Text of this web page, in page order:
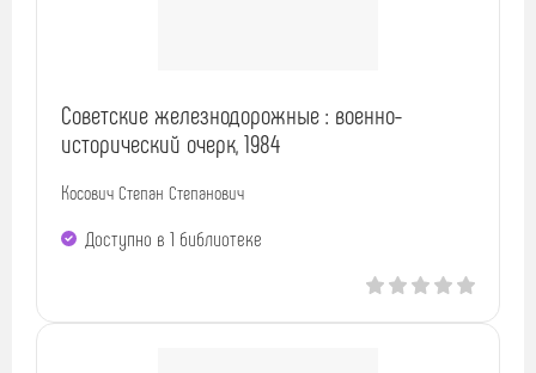
Советские железнодорожные : военно-
исторический очерк, 1984
Косович Степан Степанович
Доступно в 1 библиотекe